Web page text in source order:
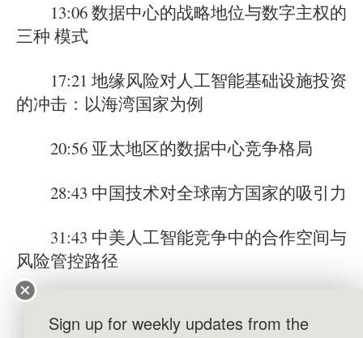
13:06 数据中心的战略地位与数字主权的
三种 模式
17:21 地缘风险对人工智能基础设施投资
的冲击：以海湾国家为例
20:56 亚太地区的数据中心竞争格局
28:43 中国技术对全球南方国家的吸引力
31:43 中美人工智能竞争中的合作空间与
风险管控路径
Sign up for weekly updates from the